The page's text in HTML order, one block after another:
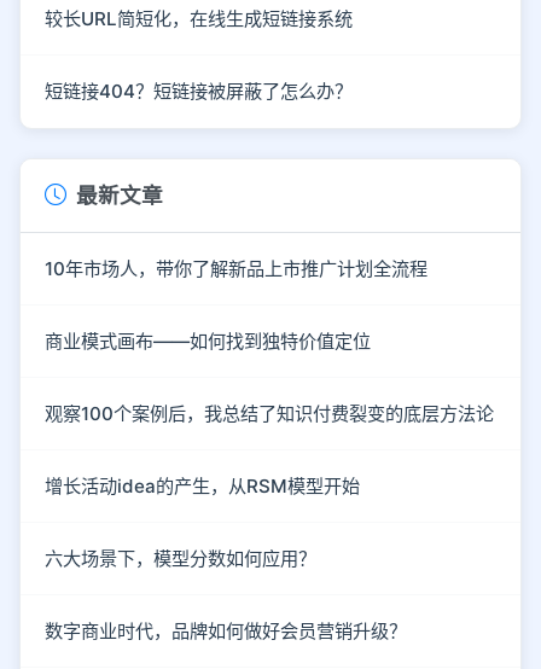
较长URL简短化，在线生成短链接系统
短链接404？短链接被屏蔽了怎么办？
最新文章
10年市场人，带你了解新品上市推广计划全流程
商业模式画布——如何找到独特价值定位
观察100个案例后，我总结了知识付费裂变的底层方法论
增长活动idea的产生，从RSM模型开始
六大场景下，模型分数如何应用？
数字商业时代，品牌如何做好会员营销升级？